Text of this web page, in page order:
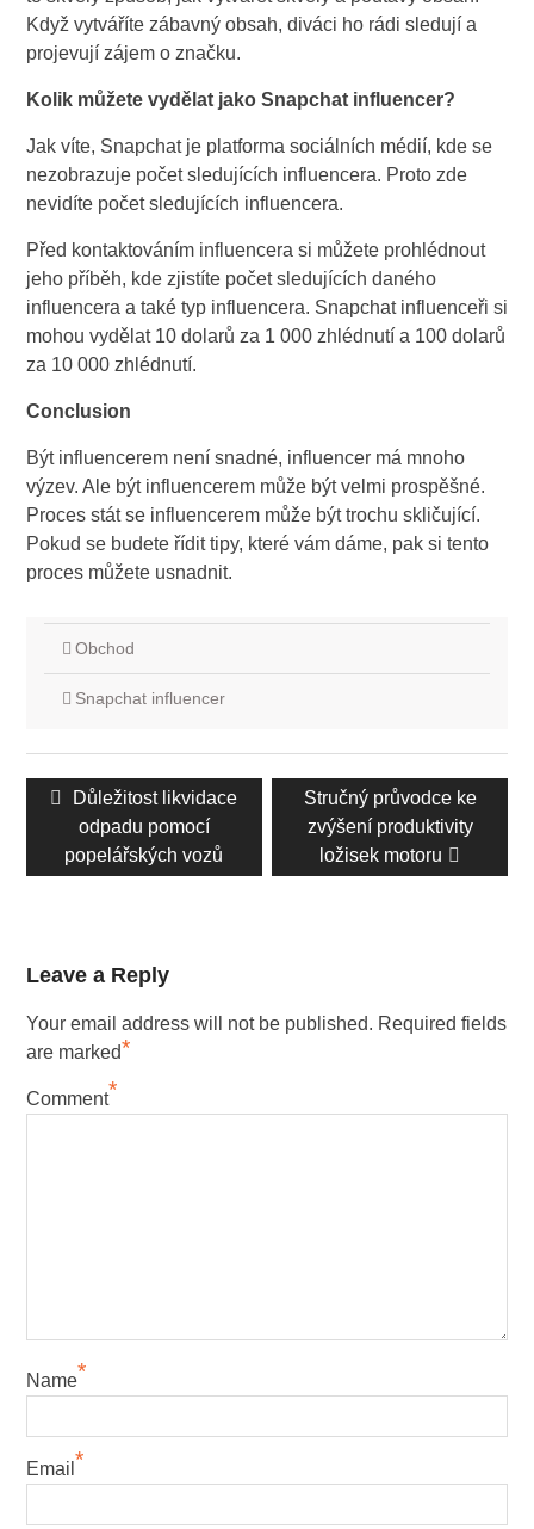
Když vytváříte zábavný obsah, diváci ho rádi sledují a
projevují zájem o značku.
Kolik můžete vydělat jako Snapchat influencer?
Jak víte, Snapchat je platforma sociálních médií, kde se
nezobrazuje počet sledujících influencera. Proto zde
nevidíte počet sledujících influencera.
Před kontaktováním influencera si můžete prohlédnout
jeho příběh, kde zjistíte počet sledujících daného
influencera a také typ influencera. Snapchat influenceři si
mohou vydělat 10 dolarů za 1 000 zhlédnutí a 100 dolarů
za 10 000 zhlédnutí.
Conclusion
Být influencerem není snadné, influencer má mnoho
výzev. Ale být influencerem může být velmi prospěšné.
Proces stát se influencerem může být trochu skličující.
Pokud se budete řídit tipy, které vám dáme, pak si tento
proces můžete usnadnit.
Obchod
Snapchat influencer
Navigace
příspěvku
Předchozí
příspěvek:
Důležitost likvidace
odpadu pomocí
popelářských vozů
Další
příspěvek:
Stručný průvodce ke
zvýšení produktivity
ložisek motoru
Leave a Reply
Your email address will not be published. Required fields
are marked*
Comment*
Name*
Email *